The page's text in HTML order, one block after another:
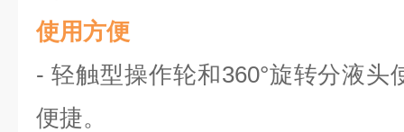
使用方便
- 轻触型操作轮和360°旋转分液头
便捷。